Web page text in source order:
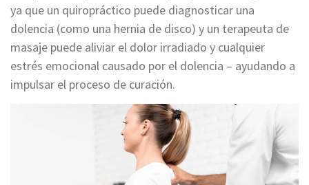
ya que un quiropráctico puede diagnosticar una
dolencia (como una hernia de disco) y un terapeuta de
masaje puede aliviar el dolor irradiado y cualquier
estrés emocional causado por el dolencia – ayudando a
impulsar el proceso de curación.